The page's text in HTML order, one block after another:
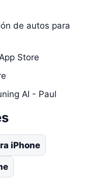
de autos para
Store
AI - Paul
iPhone